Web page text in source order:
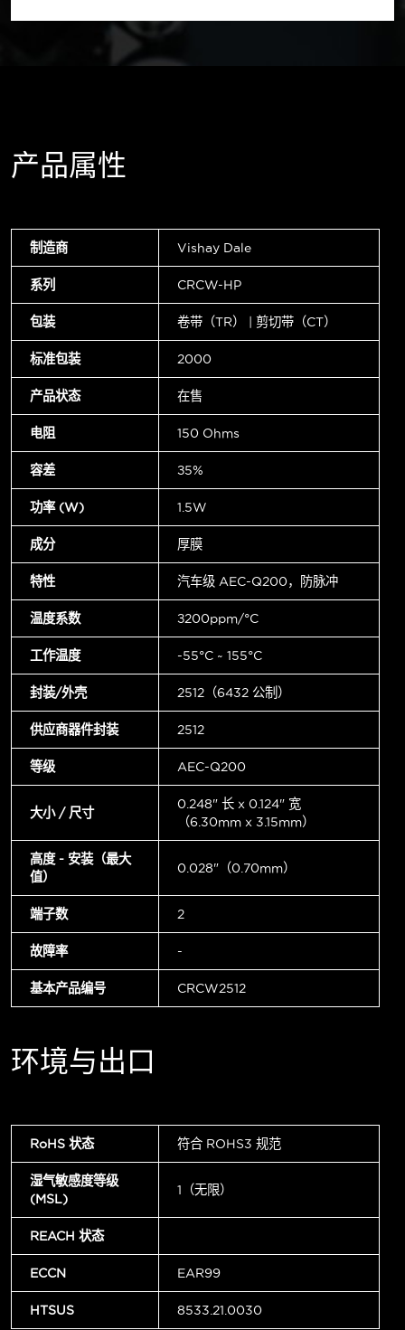
产品属性
制造商 Vishay Dale
系列 CRCW-HP
包装 卷带（TR） | 剪切带（CT）
标准包装 2000
产品状态 在售
电阻 150 Ohms
容差 ±5%
功率 (W) 1.5W
成分 厚膜
特性 汽车级 AEC-Q200，防脉冲
温度系数 ±200ppm/°C
工作温度 -55°C ~ 155°C
封装/外壳 2512（6432 公制）
供应商器件封装 2512
等级 AEC-Q200
大小 / 尺寸
0.248" 长 x 0.124" 宽
（6.30mm x 3.15mm）
高度 - 安装（最大
值）
0.028"（0.70mm）
端子数 2
故障率 -
基本产品编号 CRCW2512
环境与出口
RoHS 状态 符合 ROHS3 规范
湿气敏感度等级
(MSL)
1（无限）
REACH 状态
ECCN EAR99
HTSUS 8533.21.0030